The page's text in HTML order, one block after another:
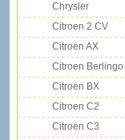
Chrysler
Citroen 2 CV
Citroen AX
Citroen Berlingo
Citroen BX
Citroen C2
Citroen C3